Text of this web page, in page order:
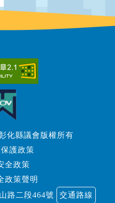
化縣議會版權所有
護政策
全政策
政策聲明
路二段464號
交通路線